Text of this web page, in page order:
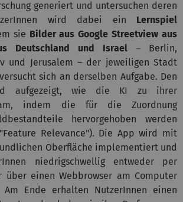
generiert und untersuchen deren
wird dabei ein Lernspiel
sie Bilder aus Google Streetview aus
Deutschland und Israel – Berlin,
und Jerusalem – der jeweiligen Stadt
sich an derselben Aufgabe. Den
aufgezeigt, wie die KI zu ihrer
indem die für die Zuordnung
hervorgehoben werden
Relevance"). Die App wird mit
Oberfläche implementiert und
niedrigschwellig entweder per
über einen Webbrowser am Computer
Ende erhalten NutzerInnen einen